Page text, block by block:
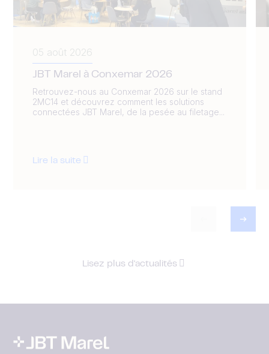
05 août 2026
JBT Marel à Conxemar 2026
Retrouvez-nous au Conxemar 2026 sur le stand
2MC14 et découvrez comment les solutions
connectées JBT Marel, de la pesée au filetage...
Lire la suite
Lisez plus d'actualités